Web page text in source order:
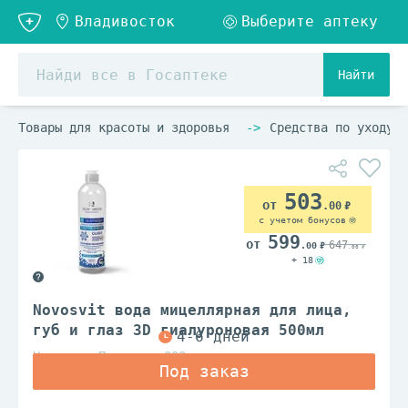
Найти
Товары для красоты и здоровья Средства по уходу
Novosvit вода мицеллярная для лица,
губ и глаз 3D гиалуроновая 500мл
Народные Промыслы ООО
503 .00
с учетом бонусов
599 .00 647.00
+ 18